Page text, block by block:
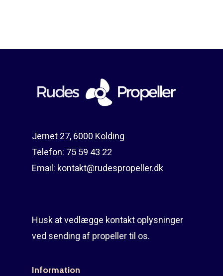
Jernet 27, 6000 Kolding
Telefon: 75 59 43 22
Email: kontakt@rudespropeller.dk
Husk at vedlægge kontakt oplysninger
ved sending af propeller til os.
Information
Om reparation
Guides
Montering af propel
Er min propel højre
Kontakt
Rudes Propeller